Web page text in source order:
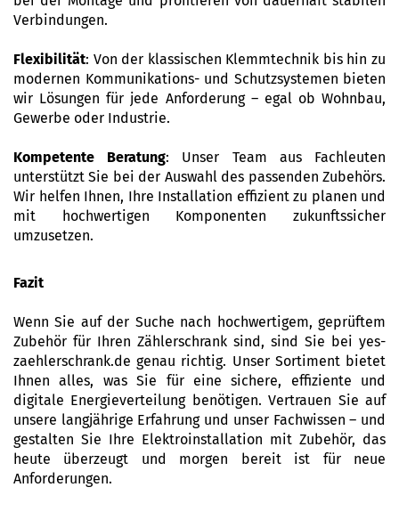
Verbindungen.
Flexibilität: Von der klassischen Klemmtechnik bis hin zu
modernen Kommunikations- und Schutzsystemen bieten
wir Lösungen für jede Anforderung – egal ob Wohnbau,
Gewerbe oder Industrie.
Kompetente Beratung: Unser Team aus Fachleuten
unterstützt Sie bei der Auswahl des passenden Zubehörs.
Wir helfen Ihnen, Ihre Installation effizient zu planen und
mit hochwertigen Komponenten zukunftssicher
umzusetzen.
Fazit
Wenn Sie auf der Suche nach hochwertigem, geprüftem
Zubehör für Ihren Zählerschrank sind, sind Sie bei yes-
zaehlerschrank.de genau richtig. Unser Sortiment bietet
Ihnen alles, was Sie für eine sichere, effiziente und
digitale Energieverteilung benötigen. Vertrauen Sie auf
unsere langjährige Erfahrung und unser Fachwissen – und
gestalten Sie Ihre Elektroinstallation mit Zubehör, das
heute überzeugt und morgen bereit ist für neue
Anforderungen.